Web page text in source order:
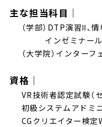
主な担当科目｜
（学部）DTP演習Ⅱ、
インゼミナー
（大学院）インター
資格｜
VR技術者認定試験（
初級システムアドミ
CGクリエイター検